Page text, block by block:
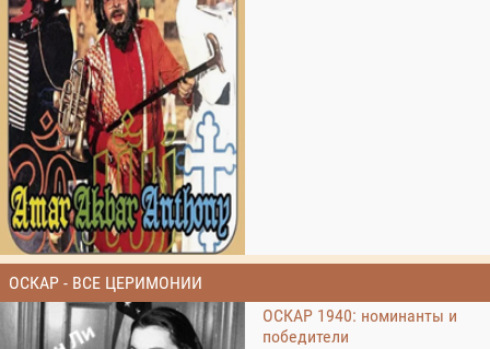
ОСКАР - ВСЕ ЦЕРИМОНИИ
ОСКАР 1940: номинанты и
победители